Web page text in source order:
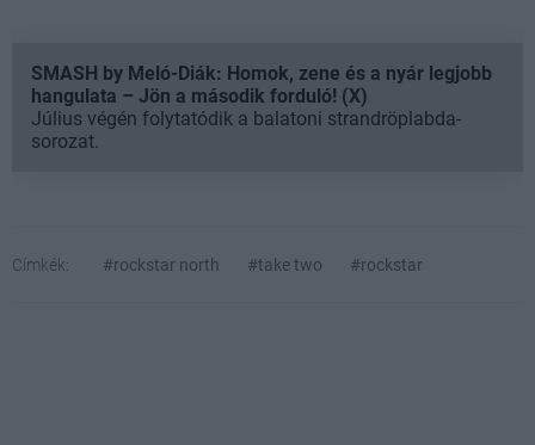
SMASH by Meló-Diák: Homok, zene és a nyár legjobb
hangulata – Jön a második forduló! (X)
Július végén folytatódik a balatoni strandröplabda-
sorozat.
Címkék: #rockstar north #take two #rockstar